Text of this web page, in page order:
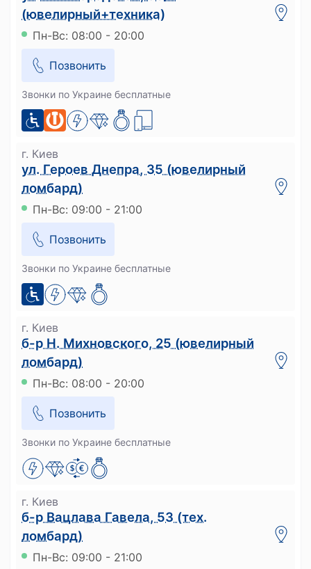
(ювелирный+техника)
Пн-Вс: 08:00 - 20:00
Позвонить
Звонки по Украине бесплатные
г. Киев
ул. Героев Днепра, 35 (ювелирный
ломбард)
Пн-Вс: 09:00 - 21:00
Позвонить
Звонки по Украине бесплатные
г. Киев
б-р Н. Михновского, 25 (ювелирный
ломбард)
Пн-Вс: 08:00 - 20:00
Позвонить
Звонки по Украине бесплатные
г. Киев
б-р Вацлава Гавела, 53 (тех.
ломбард)
Пн-Вс: 09:00 - 21:00